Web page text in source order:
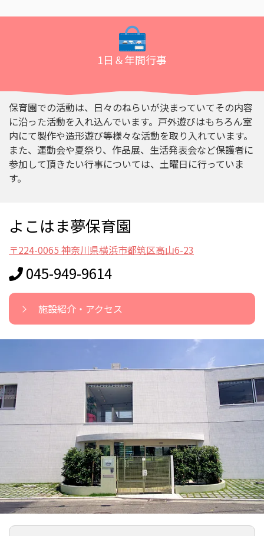
1日＆年間行事
保育園での活動は、日々のねらいが決まっていてその内容
に沿った活動を入れ込んでいます。戸外遊びはもちろん室
内にて製作や造形遊び等様々な活動を取り入れています。
また、運動会や夏祭り、作品展、生活発表会など保護者に
参加して頂きたい行事については、土曜日に行っていま
す。
よこはま夢保育園
〒224-0065 神奈川県横浜市都筑区高山6-23
045-949-9614
施設紹介・アクセス